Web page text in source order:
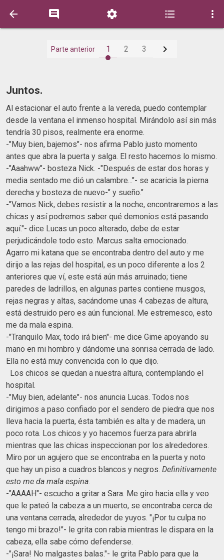
    
Parte anterior 1 2 3 
Juntos.
Al estacionar el auto frente a la vereda, puedo contemplar
desde la ventana el inmenso hospital. Mirándolo así sin más
tendría 30 pisos, realmente era enorme.
-"Muy bien, bajemos"- nos afirma Pablo justo momento
antes que abra la puerta y salga. El resto hacemos lo mismo.
-"Aaahww"- bosteza Nick. -"Después de estar dos horas y
media sentado me dió un calambre..."- se acaricia la pierna
derecha y bosteza de nuevo-" y sueño."
-"Vamos Nick, debes resistir a la noche, encontraremos a las
chicas y así podremos saber qué demonios está pasando
aquí."- dice Lucas un poco alterado, debe de estar
perjudicándole todo esto. Marcus salta emocionado.
Agarro mi katana que se encontraba dentro del auto y me
dirijo a las rejas del hospital, es un poco diferente a los 2
anteriores que ví, este está aún más arruinado; tiene
paredes de ladrillos, en algunas partes contiene musgos,
rejas negras y altas, sacándome unas 4 cabezas de altura,
está destruido pero es aún funcional. Me estremesco, esto
me da mala espina.
-"Tranquilo Max, todo irá bien"- me dice Gime apoyando su
mano en mi hombro y dándome una sonrisa cerrada de lado.
Ella no está muy convencida con lo que dijo.
Los chicos se quedan a nuestra altura, contemplando el
hospital.
-"Muy bien, adelante"- nos anuncia Lucas. Todos nos
dirigimos a paso confiado por el sendero de piedra que nos
lleva hacia la puerta, ésta también es alta y de madera, un
poco rota. Los chicos y yo hacemos fuerza para abrirla
mientras que las chicas inspeccionan por los alrededores.
Miro por un agujero que se encontraba en la puerta y noto
que hay un piso a cuadros blancos y negros. Definitivamente
esto me da mala espina.
-"AAAAH"- escucho a gritar a Sara. Me giro hacia ella y veo
que le pateó la cabeza a un muerto, se encontraba cerca de
una ventana cerrada, alrededor de yuyos. "¡Por tu culpa no
tengo mi brazo!"- le grita con rabia mientras le dispara en la
cabeza, ella sabe cómo defenderse.
-"¡Sara! No malgastes balas."- le grita Pablo para que la